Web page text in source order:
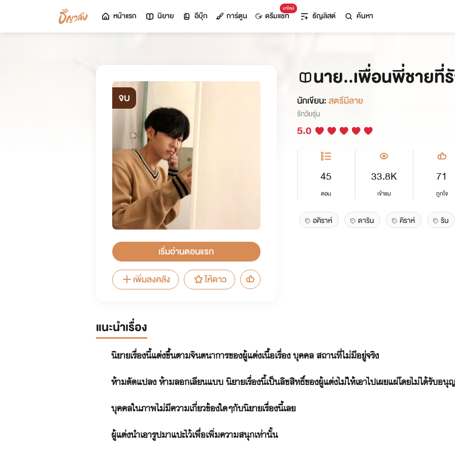
หน้าแรก นิยาย อีบุ๊ก การ์ตูน
มาใหม่
ดรีมแชท ธัญลิสต์ ค้นหา
จบ
เริ่มอ่านตอนแรก
เพิ่มลงคลัง
ให้ดาว
นาย..เพื่อนพี่ชายที่
นักเขียน:สตรีมีลาย
รักวัยรุ่น
5.0
45
ตอน
33.8K
เข้าชม
71
ถูกใจ
อคิราห์ ดาริน คิราห์ ริน
แนะนำเรื่อง
นิยายเรื่องนี้แต่งขึ้นตามจินตนาการของผู้แต่งเนื้อเรื่อง บุคคล สถานที่ไม่มีอยู่จริง
ห้ามดัดแปลง ห้ามลอกเลียนแบบ นิยายเรื่องนี้เป็นลิขสิทธิ์ของผู้แต่งไม่ให้เอาไปเผยแผ่โดยไม่ได้รับอนุ
บุคคลในภาพไม่มีความเกี่ยวข้องใดๆกับนิยายเรื่องนี้เลย
ผู้แต่งนำเอารูปมาแปะไว้เพื่อเพิ่มความสนุกเท่านั้น